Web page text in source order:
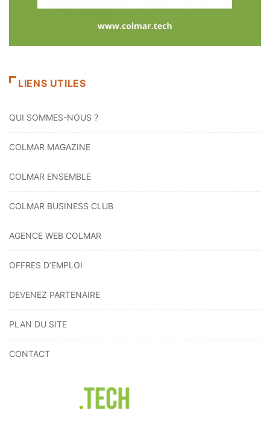
LIENS UTILES
QUI SOMMES-NOUS ?
COLMAR MAGAZINE
COLMAR ENSEMBLE
COLMAR BUSINESS CLUB
AGENCE WEB COLMAR
OFFRES D’EMPLOI
DEVENEZ PARTENAIRE
PLAN DU SITE
CONTACT